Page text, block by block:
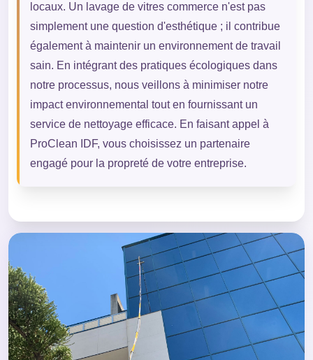
locaux. Un lavage de vitres commerce n'est pas
simplement une question d'esthétique ; il contribue
également à maintenir un environnement de travail
sain. En intégrant des pratiques écologiques dans
notre processus, nous veillons à minimiser notre
impact environnemental tout en fournissant un
service de nettoyage efficace. En faisant appel à
ProClean IDF, vous choisissez un partenaire
engagé pour la propreté de votre entreprise.